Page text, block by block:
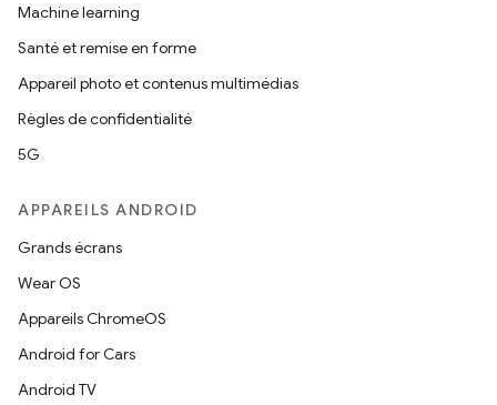
Machine learning
Santé et remise en forme
Appareil photo et contenus multimédias
Règles de confidentialité
5G
APPAREILS ANDROID
Grands écrans
Wear OS
Appareils ChromeOS
Android for Cars
Android TV